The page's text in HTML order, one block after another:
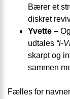
Bærer et
diskret
Yvette –
udtales “i-
skarpt og
sammen
Fælles for